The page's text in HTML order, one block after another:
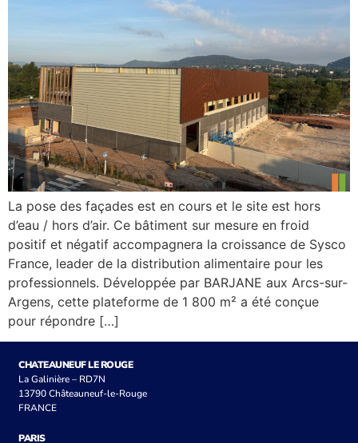
La pose des façades est en cours et le site est hors
d’eau / hors d’air. Ce bâtiment sur mesure en froid
positif et négatif accompagnera la croissance de Sysco
France, leader de la distribution alimentaire pour les
professionnels. Développée par BARJANE aux Arcs-sur-
Argens, cette plateforme de 1 800 m² a été conçue
pour répondre […]
CHATEAUNEUF LE ROUGE
La Galinière – RD7N
13790 Châteauneuf-le-Rouge
FRANCE
PARIS